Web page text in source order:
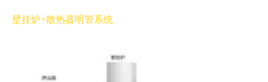
壁挂炉+散热器明管系统